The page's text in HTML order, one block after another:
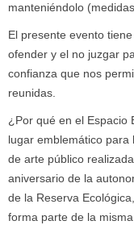
manteniéndolo
El presente evento
ofender y el no juzgar
confianza que nos
reunidas.
¿Por qué en el Espacio
lugar emblemático
de arte público
aniversario de la
de la Reserva
forma parte de la